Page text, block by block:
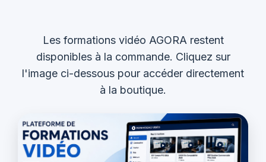
Les formations vidéo AGORA restent
disponibles à la commande. Cliquez sur
l'image ci-dessous pour accéder directement
à la boutique.